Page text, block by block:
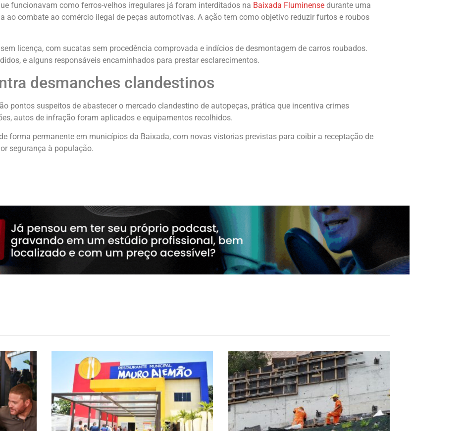
funcionavam como ferros-velhos irregulares já foram interditados na Baixada Fluminense durante uma
ao combate ao comércio ilegal de peças automotivas. A ação tem como objetivo reduzir furtos e roubos
licença, com sucatas sem procedência comprovada e indícios de desmontagem de carros roubados.
e alguns responsáveis encaminhados para prestar esclarecimentos.
desmanches clandestinos
pontos suspeitos de abastecer o mercado clandestino de autopeças, prática que incentiva crimes
autos de infração foram aplicados e equipamentos recolhidos.
forma permanente em municípios da Baixada, com novas vistorias previstas para coibir a receptação de
segurança à população.